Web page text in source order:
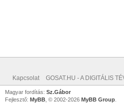
Kapcsolat GOSAT.HU - A DIGITÁLIS
Magyar fordítás: Sz.Gábor
Fejlesztő: MyBB , © 2002-2026 MyBB Group